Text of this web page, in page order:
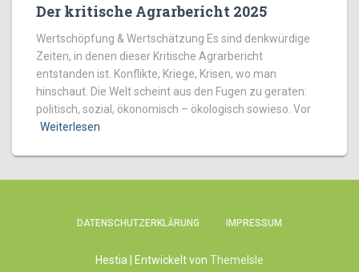
Der kritische Agrarbericht 2025
Wertschöpfung & Wertschätzung Es sind denkwürdige
Zeiten, in denen dieser Kritische Agrarbericht
entstanden ist. Konflikte, Kriege, Krisen, wo man
hinschaut. Die Welt scheint aus den Fugen zu geraten:
politisch, sozial, ökonomisch – ökologisch sowieso. Vor
Weiterlesen
DATENSCHUTZERKLÄRUNG IMPRESSUM
Hestia | Entwickelt von ThemeIsle